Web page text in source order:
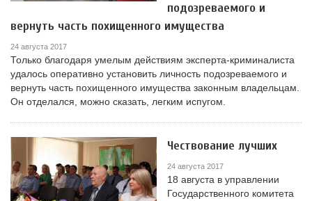
подозреваемого и
вернуть часть похищенного имущества
24 августа 2017
Только благодаря умелым действиям эксперта-криминалиста
удалось оперативно установить личность подозреваемого и
вернуть часть похищенного имущества законным владельцам.
Он отделался, можно сказать, легким испугом.
Чествование лучших
24 августа 2017
18 августа в управлении
Государственного комитета